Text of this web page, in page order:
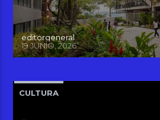
editorgeneral
19 JUNIO, 2026
CULTURA